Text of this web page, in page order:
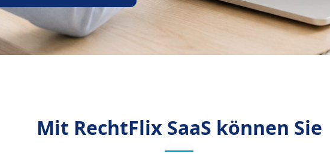
Mit RechtFlix SaaS können Sie